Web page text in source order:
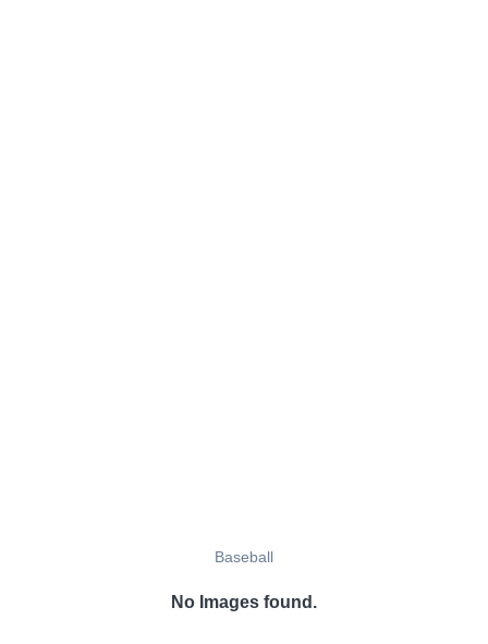
Baseball
No Images found.